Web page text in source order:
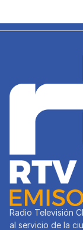
Radio Televisión
al servicio de la